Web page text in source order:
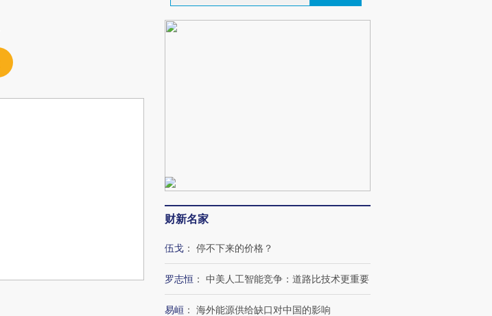
财新名家
伍戈 ： 停不下来的价格？
罗志恒 ： 中美人工智能竞争：道路比技术更重要
易峘 ： 海外能源供给缺口对中国的影响